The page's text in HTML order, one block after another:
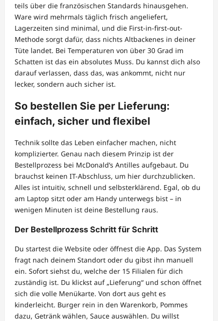
teils über die französischen Standards hinausgehen.
Ware wird mehrmals täglich frisch angeliefert,
Lagerzeiten sind minimal, und die First-in-first-out-
Methode sorgt dafür, dass nichts Altbackenes in deiner
Tüte landet. Bei Temperaturen von über 30 Grad im
Schatten ist das ein absolutes Muss. Du kannst dich also
darauf verlassen, dass das, was ankommt, nicht nur
lecker, sondern auch sicher ist.
So bestellen Sie per Lieferung:
einfach, sicher und flexibel
Technik sollte das Leben einfacher machen, nicht
komplizierter. Genau nach diesem Prinzip ist der
Bestellprozess bei McDonald’s Antilles aufgebaut. Du
brauchst keinen IT-Abschluss, um hier durchzublicken.
Alles ist intuitiv, schnell und selbsterklärend. Egal, ob du
am Laptop sitzt oder am Handy unterwegs bist – in
wenigen Minuten ist deine Bestellung raus.
Der Bestellprozess Schritt für Schritt
Du startest die Website oder öffnest die App. Das System
fragt nach deinem Standort oder du gibst ihn manuell
ein. Sofort siehst du, welche der 15 Filialen für dich
zuständig ist. Du klickst auf „Lieferung“ und schon öffnet
sich die volle Menükarte. Von dort aus geht es
kinderleicht. Burger rein in den Warenkorb, Pommes
dazu, Getränk wählen, Sauce auswählen. Du willst